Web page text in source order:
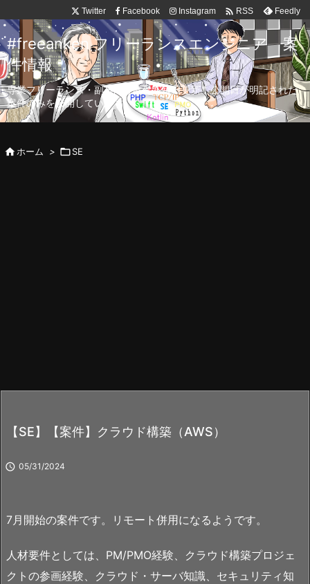
Twitter Facebook Instagram  RSS Feedly
#freeanken フリーランスエンジニア 案
件情報
専業フリーランス・副業向け案件を毎日更新！公開日が明記された
案件のみを公開しています。
ホーム > SE
【SE】【案件】クラウド構築（AWS）
 05/31/2024
7月開始の案件です。リモート併用になるようです。
人材要件としては、PM/PMO経験、クラウド構築プロジェ
クトの参画経験、クラウド・サーバ知識、セキュリティ知